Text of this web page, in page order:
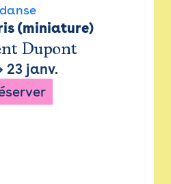
danse
(miniature)
Dupont
23 janv.